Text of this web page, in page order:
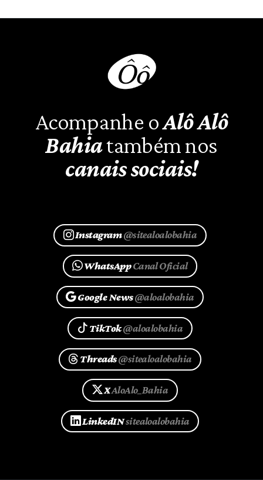
Acompanhe oAlô Alô
Bahiatambém nos
canais sociais!
Instagram@sitealoalobahia
WhatsAppCanal Oficial
Google News@aloalobahia
TikTok@aloalobahia
Threads@sitealoalobahia
XAloAlo_Bahia
LinkedINsitealoalobahia